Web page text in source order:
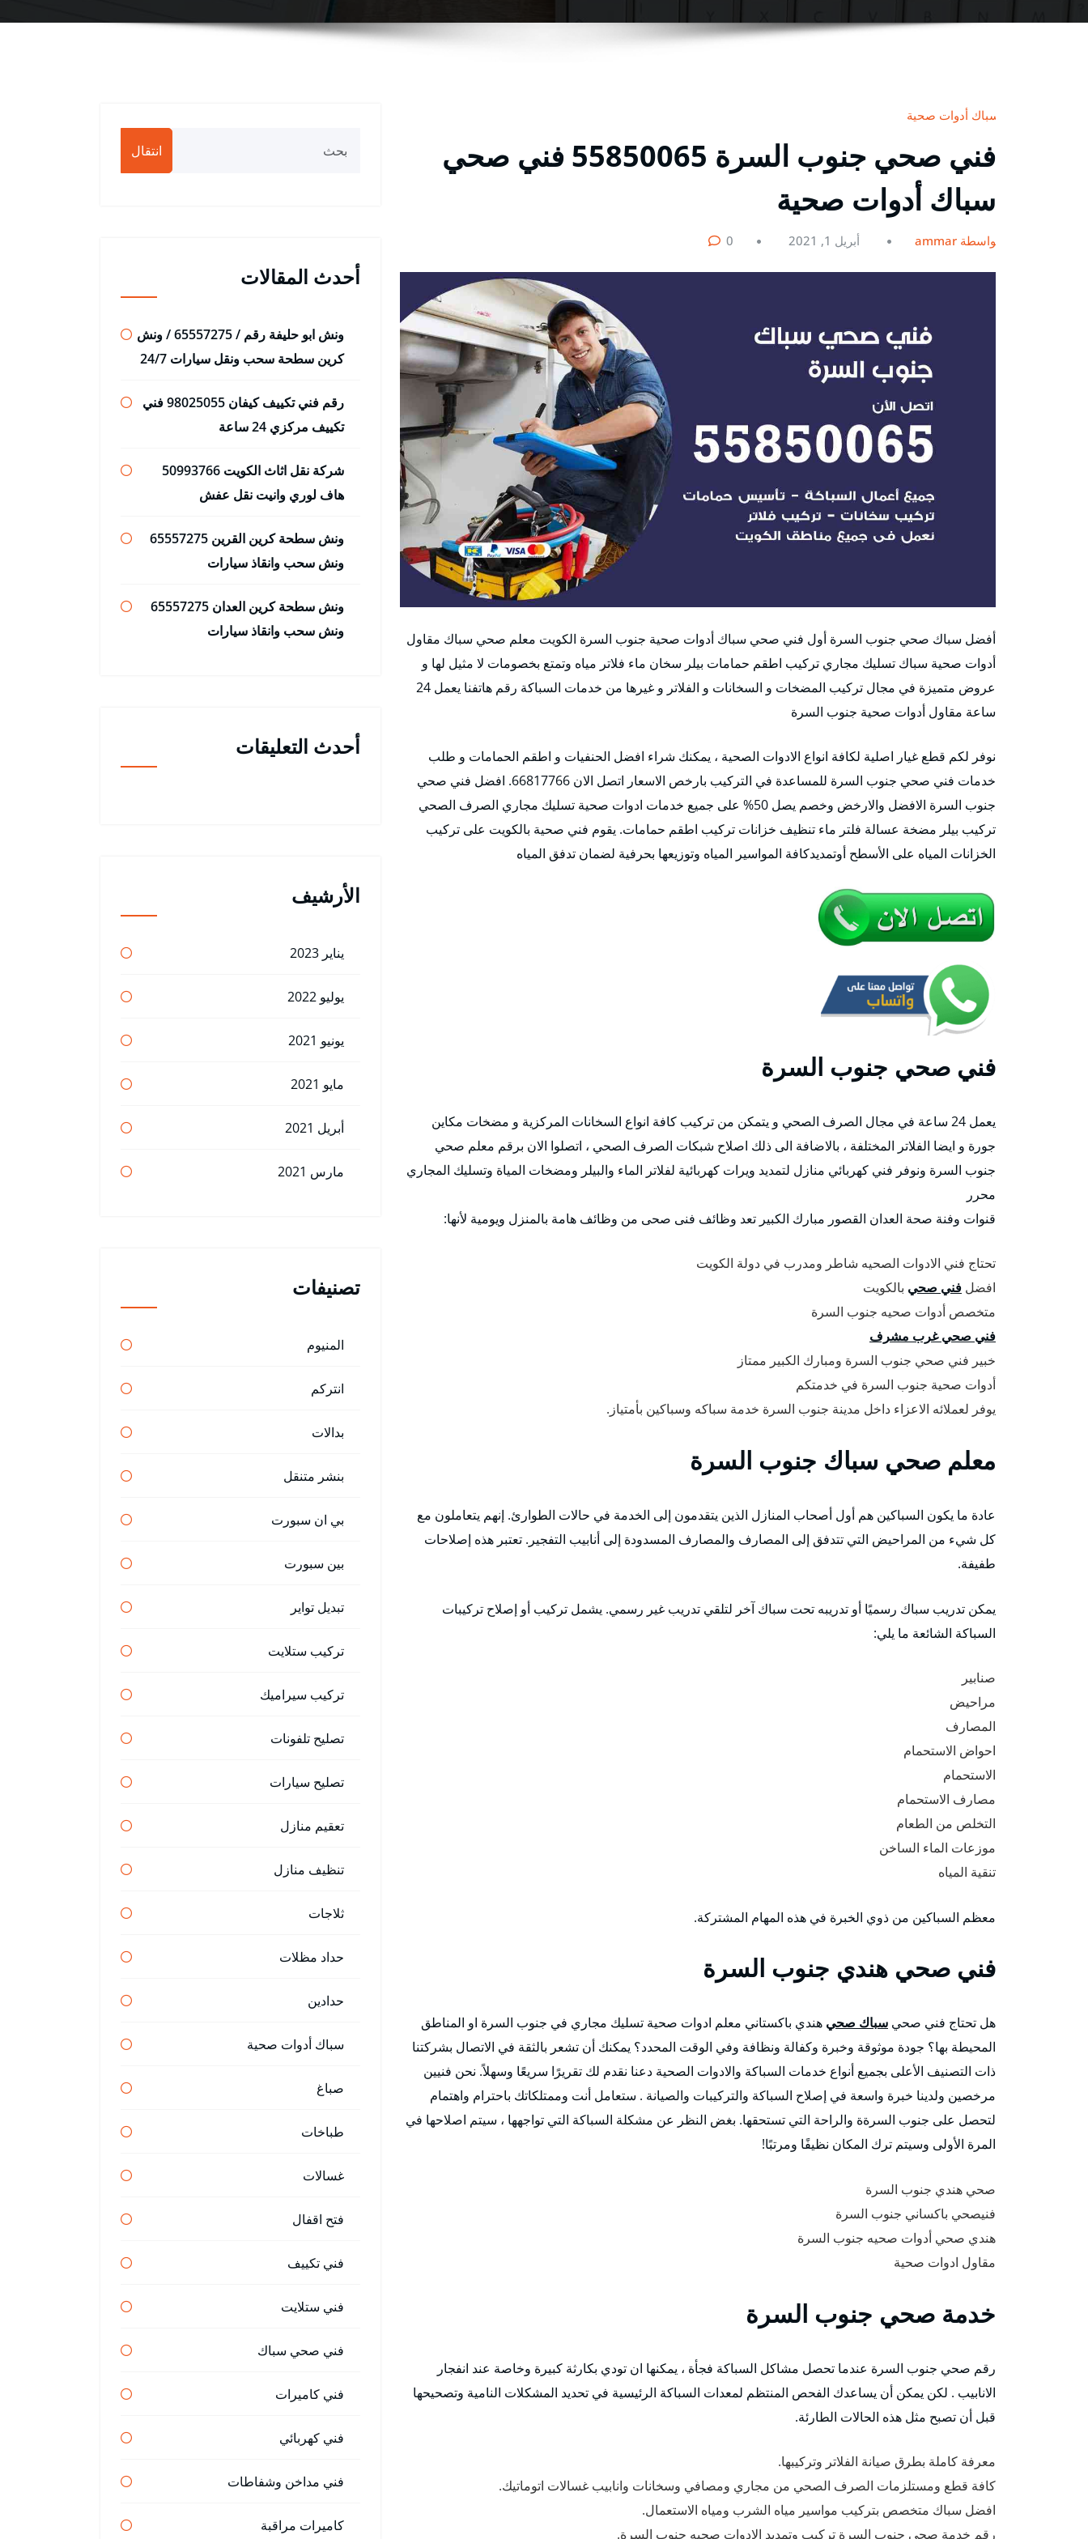
سباك أدوات صحية
فني صحي جنوب السرة 55850065 فني صحي
سباك أدوات صحية
بواسطة ammar أبريل 1, 2021 0
أفضل سباك صحي جنوب السرة أول فني صحي سباك أدوات صحية جنوب السرة الكويت معلم صحي سباك مقاول
أدوات صحية سباك تسليك مجاري تركيب اطقم حمامات بيلر سخان ماء فلاتر مياه وتمتع بخصومات لا مثيل لها و
عروض متميزة في مجال تركيب المضخات و السخانات و الفلاتر و غيرها من خدمات السباكة رقم هاتفنا يعمل 24
ساعة مقاول أدوات صحية جنوب السرة
نوفر لكم قطع غيار اصلية لكافة انواع الادوات الصحية ، يمكنك شراء افضل الحنفيات و اطقم الحمامات و طلب
خدمات فني صحي جنوب السرة للمساعدة في التركيب بارخص الاسعار اتصل الان 66817766. افضل فني صحي
جنوب السرة الافضل والارخض وخصم يصل 50% على جميع خدمات ادوات صحية تسليك مجاري الصرف الصحي
تركيب بيلر مضخة عسالة فلتر ماء تنظيف خزانات تركيب اطقم حمامات. يقوم فني صحية بالكويت على تركيب
الخزانات المياه على الأسطح أوتمديدكافة المواسير المياه وتوزيعها بحرفية لضمان تدفق المياه
فني صحي جنوب السرة
يعمل 24 ساعة في مجال الصرف الصحي و يتمكن من تركيب كافة انواع السخانات المركزية و مضخات مكاين
جورة و ايضا الفلاتر المختلفة ، بالاضافة الى ذلك اصلاح شبكات الصرف الصحي ، اتصلوا الان برقم معلم صحي
جنوب السرة ونوفر فني كهربائي منازل لتمديد ويرات كهربائية لفلاتر الماء والبيلر ومضخات المياة وتسليك المجاري
محرر
قنوات وفنة صحة العدان القصور مبارك الكبير تعد وظائف فنى صحى من وظائف هامة بالمنزل ويومية لأنها:
تحتاج فني الادوات الصحيه شاطر ومدرب في دولة الكويت
افضل فني صحي بالكويت
متخصص أدوات صحيه جنوب السرة
فني صحي غرب مشرف
خبير فني صحي جنوب السرة ومبارك الكبير ممتاز
أدوات صحية جنوب السرة في خدمتكم
يوفر لعملائه الاعزاء داخل مدينة جنوب السرة خدمة سباكه وسباكين بأمتياز.
معلم صحي سباك جنوب السرة
عادة ما يكون السباكين هم أول أصحاب المنازل الذين يتقدمون إلى الخدمة في حالات الطوارئ. إنهم يتعاملون مع
كل شيء من المراحيض التي تتدفق إلى المصارف والمصارف المسدودة إلى أنابيب التفجير. تعتبر هذه إصلاحات
طفيفة.
يمكن تدريب سباك رسميًا أو تدريبه تحت سباك آخر لتلقي تدريب غير رسمي. يشمل تركيب أو إصلاح تركيبات
السباكة الشائعة ما يلي:
صنابير
مراحيض
المصارف
احواض الاستحمام
الاستحمام
مصارف الاستحمام
التخلص من الطعام
موزعات الماء الساخن
تنقية المياه
معظم السباكين من ذوي الخبرة في هذه المهام المشتركة.
فني صحي هندي جنوب السرة
هل تحتاج فني صحي سباك صحي هندي باكستاني معلم ادوات صحية تسليك مجاري في جنوب السرة او المناطق
المحيطة بها؟ جودة موثوقة وخبرة وكفالة ونظافة وفي الوقت المحدد؟ يمكنك أن تشعر بالثقة في الاتصال بشركتنا
ذات التصنيف الأعلى بجميع أنواع خدمات السباكة والادوات الصحية دعنا نقدم لك تقريرًا سريعًا وسهلاً. نحن فنيين
مرخصين ولدينا خبرة واسعة في إصلاح السباكة والتركيبات والصيانة . ستعامل أنت وممتلكاتك باحترام واهتمام
لتحصل على جنوب السرةة والراحة التي تستحقها. بغض النظر عن مشكلة السباكة التي تواجهها ، سيتم اصلاحها في
المرة الأولى وسيتم ترك المكان نظيفًا ومرتبًا!
صحي هندي جنوب السرة
فنيصحي باكساني جنوب السرة
هندي صحي أدوات صحيه جنوب السرة
مقاول ادوات صحية
خدمة صحي جنوب السرة
رقم صحي جنوب السرة عندما تحصل مشاكل السباكة فجأة ، يمكنها ان تودي بكارثة كبيرة وخاصة عند انفجار
الانابيب . لكن يمكن أن يساعدك الفحص المنتظم لمعدات السباكة الرئيسية في تحديد المشكلات النامية وتصحيحها
قبل أن تصبح مثل هذه الحالات الطارئة.
معرفة كاملة بطرق صيانة الفلاتر وتركيبها.
كافة قطع ومستلزمات الصرف الصحي من مجاري ومصافي وسخانات وانابيب غسالات اتوماتيك.
افضل سباك متخصص بتركيب مواسير مياه الشرب ومياه الاستعمال.
رقم خدمة صحى جنوب السرة تركيب وتمديد الادوات صحيه جنوب السرة.
انتقال
أحدث المقالات
ونش ابو حليفة رقم / 65557275 / ونش
كرين سطحة سحب ونقل سيارات 24/7
رقم فني تكييف كيفان 98025055 فني
تكييف مركزي 24 ساعة
شركة نقل اثاث الكويت 50993766
هاف لوري وانيت نقل عفش
ونش سطحة كرين القرين 65557275
ونش سحب وانقاذ سيارات
ونش سطحة كرين العدان 65557275
ونش سحب وانقاذ سيارات
أحدث التعليقات
الأرشيف
يناير 2023
يوليو 2022
يونيو 2021
مايو 2021
أبريل 2021
مارس 2021
تصنيفات
المنيوم
انتركم
بدالات
بنشر متنقل
بي ان سبورت
بين سبورت
تبديل تواير
تركيب ستلايت
تركيب سيراميك
تصليح تلفونات
تصليح سيارات
تعقيم منازل
تنظيف منازل
ثلاجات
حداد مظلات
حدادين
سباك أدوات صحية
صباغ
طباخات
غسالات
فتح اقفال
فني تكييف
فني ستلايت
فني صحي سباك
فني كاميرات
فني كهربائي
فني مداخن وشفاطات
كاميرات مراقبة